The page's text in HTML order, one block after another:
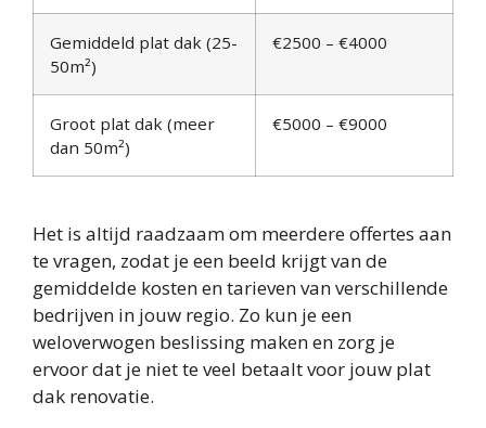
Gemiddeld plat dak (25-
50m²)
€2500 – €4000
Groot plat dak (meer
dan 50m²)
€5000 – €9000
Het is altijd raadzaam om meerdere offertes aan
te vragen, zodat je een beeld krijgt van de
gemiddelde kosten en tarieven van verschillende
bedrijven in jouw regio. Zo kun je een
weloverwogen beslissing maken en zorg je
ervoor dat je niet te veel betaalt voor jouw plat
dak renovatie.